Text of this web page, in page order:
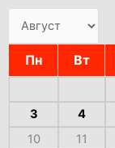
Пн Вт
3
4
10
11